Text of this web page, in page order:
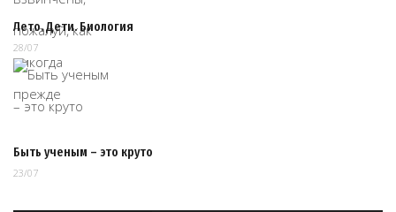
Лето. Дети. Биология
28/07
Быть ученым – это круто
23/07